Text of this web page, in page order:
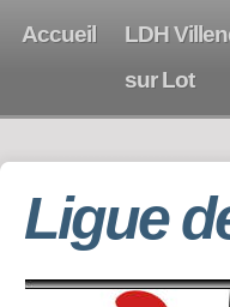
Accueil
LDH
sur Lot
Ligue